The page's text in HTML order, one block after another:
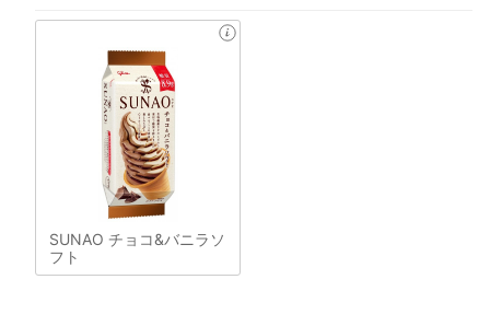
SUNAO チョコ&バニラソ
フト